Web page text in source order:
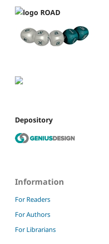
Depository
Information
For Readers
For Authors
For Librarians